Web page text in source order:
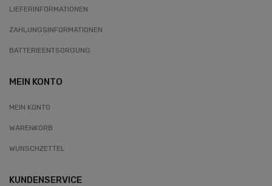
LIEFERINFORMATIONEN
ZAHLUNGSINFORMATIONEN
BATTERIEENTSORGUNG
MEIN KONTO
MEIN KONTO
WARENKORB
WUNSCHZETTEL
KUNDENSERVICE